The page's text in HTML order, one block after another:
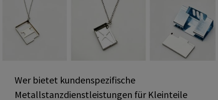
Wer bietet kundenspezifische
Metallstanzdienstleistungen für Kleinteile